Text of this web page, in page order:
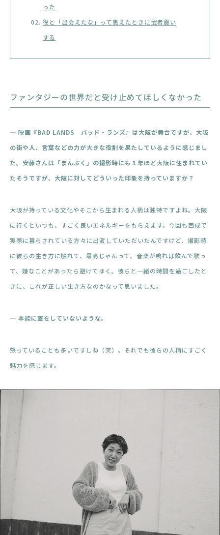
った
役と「出会えたな」って思えたときに武者震い
する
ファンタジーの世界だと受け止めてほしくなかった
― 映画『BAD LANDS バッド・ランズ』は大阪が舞台ですが、大阪
の街や人、言葉などの力が大きな役割を果たしているように感じまし
た。安藤さんは「まんぷく」の撮影時にも１年ほど大阪に住まれてい
たそうですが、大阪に対してどういった印象を持っていますか？
大阪が持っている文化やそこから生まれる人柄は独特ですよね。大阪
に行くといつも、すごく良いエネルギーをもらえます。今回も西成で
実際に暮らされている方々に出演していただいたんですけど、撮影時
に彼らの生き方に触れて、最高じゃんって。音楽が鳴れば飲んで歌っ
て、嫌なことがあったら避けてゆく。彼らと一緒の時間を過ごしたと
きに、これが正しい生き方なのかなって思いました。
― 本能に蓋をしていないような。
怒っていることも多いですしね（笑）。それでも彼らの人柄にすごく
魅力を感じます。